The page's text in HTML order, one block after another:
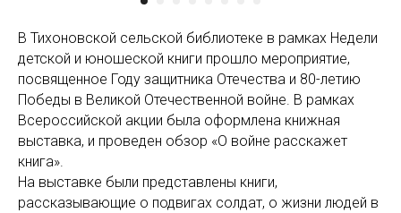
В Тихоновской сельской библиотеке в рамках Недели
детской и юношеской книги прошло мероприятие,
посвященное Году защитника Отечества и 80-летию
Победы в Великой Отечественной войне. В рамках
Всероссийской акции была оформлена книжная
выставка, и проведен обзор «О войне расскажет
книга».
На выставке были представлены книги,
рассказывающие о подвигах солдат, о жизни людей в